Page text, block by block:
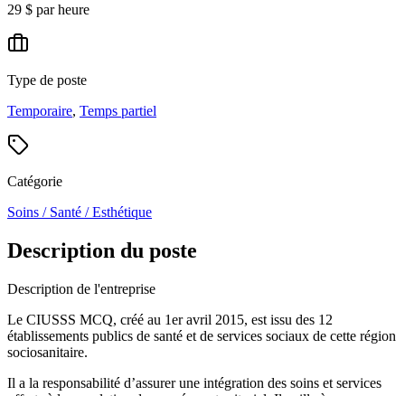
29 $ par heure
Type de poste
Temporaire, Temps partiel
Catégorie
Soins / Santé / Esthétique
Description du poste
Description de l'entreprise
Le CIUSSS MCQ, créé au 1er avril 2015, est issu des 12
établissements publics de santé et de services sociaux de cette région
sociosanitaire.
Il a la responsabilité d’assurer une intégration des soins et services